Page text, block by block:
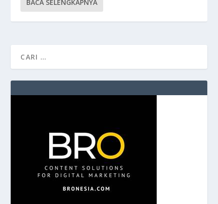
BACA SELENGKAPNYA